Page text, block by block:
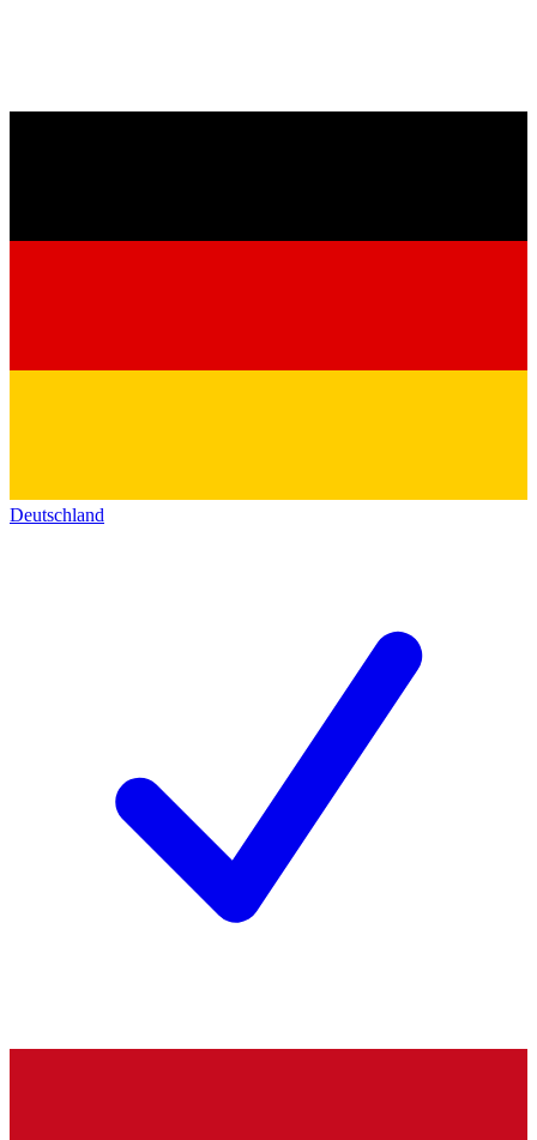
Deutschland